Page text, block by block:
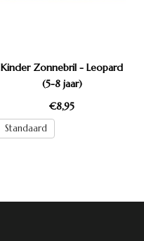
Kinder Zonnebril - Leopard
(5-8 jaar)
€8,95
Standaard